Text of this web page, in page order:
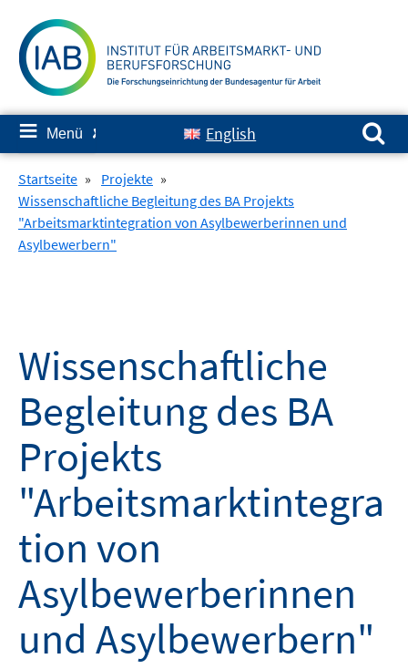
zum
Inhalt
≡ Menü ✘ English
Suchen nach:
Startseite » Projekte »
Wissenschaftliche Begleitung des BA Projekts
"Arbeitsmarktintegration von Asylbewerberinnen und
Asylbewerbern"
Wissenschaftliche
Begleitung des BA
Projekts
"Arbeitsmarktintegra
tion von
Asylbewerberinnen
und Asylbewerbern"